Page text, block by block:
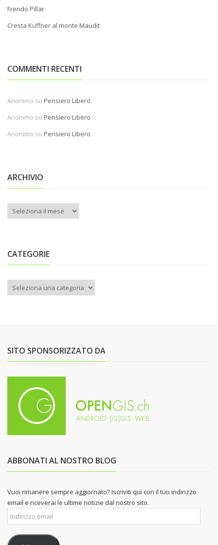
Frendo Pillar
Cresta Kuffner al monte Maudit
COMMENTI RECENTI
Anonimo su Pensiero Libero
Anonimo su Pensiero Libero
Anonimo su Pensiero Libero
ARCHIVIO
Archivio
CATEGORIE
Categorie
SITO SPONSORIZZATO DA
ABBONATI AL NOSTRO BLOG
Vuoi rimanere sempre aggiornato? Iscriviti qui con il tuo indirizzo
email e riceverai le ultime notizie dal nostro sito.
Indirizzo
email